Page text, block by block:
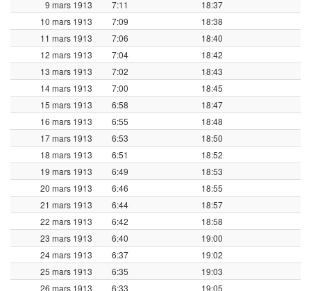
9 mars 1913 7:11
18:37
10 mars 1913
7:09
18:38
11 mars 1913
7:06
18:40
12 mars 1913
7:04
18:42
13 mars 1913
7:02
18:43
14 mars 1913
7:00
18:45
15 mars 1913
6:58
18:47
16 mars 1913
6:55
18:48
17 mars 1913
6:53
18:50
18 mars 1913
6:51
18:52
19 mars 1913
6:49
18:53
20 mars 1913
6:46
18:55
21 mars 1913
6:44
18:57
22 mars 1913
6:42
18:58
23 mars 1913
6:40
19:00
24 mars 1913
6:37
19:02
25 mars 1913
6:35
19:03
26 mars 1913
6:33
19:05